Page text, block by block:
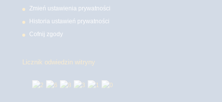
Zmień ustawienia prywatności
Historia ustawień prywatności
Cofnij zgody
Licznik odwiedzin witryny